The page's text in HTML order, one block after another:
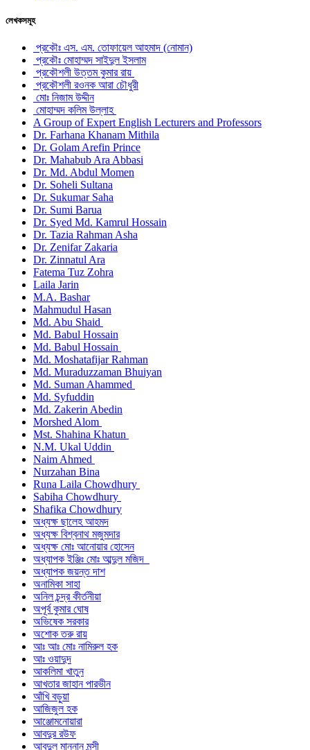
লেখকসমূহ
প্রকৌঃ এস. এম. তোফায়েল আহমাদ (নোমান)
প্রকৌঃ মোহাম্মদ সাইদুল ইসলাম
প্রকৌশলী উত্তম কুমার রায়
প্রকৌশলী রওনক আরা চৌধুরী
মোঃ নিজাম উদ্দীন
মোহাম্মদ কলিম উল্লাহ
A Group of Expert English Lecturers and Professors
Dr. Farhana Khanam Mithila
Dr. Golam Arefin Prince
Dr. Mahabub Ara Abbasi
Dr. Md. Abdul Momen
Dr. Soheli Sultana
Dr. Sukumar Saha
Dr. Sumi Barua
Dr. Syed Md. Kamrul Hossain
Dr. Tazia Rahman Asha
Dr. Zenifar Zakaria
Dr. Zinnatul Ara
Fatema Tuz Zohra
Laila Jarin
M.A. Bashar
Mahmudul Hasan
Md. Abu Shaid
Md. Babul Hossain
Md. Babul Hossain
Md. Moshatafijar Rahman
Md. Muraduzzaman Bhuiyan
Md. Suman Ahammed
Md. Syfuddin
Md. Zakerin Abedin
Morshed Alom
Mst. Shahina Khatun
N.M. Ukal Uddin
Naim Ahmed
Nurzahan Bina
Runa Laila Chowdhury
Sabiha Chowdhury
Shafika Chowdhury
অধ্যক্ষ ছালেহ আহমদ
অধ্যক্ষ বিশ্বনাথ মজুমদার
অধ্যক্ষ মোঃ আনোয়ার হোসেন
অধ্যাপক ইঞ্জিঃ মোঃ আব্দুল মজিদ
অধ্যাপক জয়ন্ত দাশ
অনামিকা সাহা
অনিল চন্দ্র কীর্তনীয়া
অপূর্ব কুমার ঘোষ
অভিষেক সরকার
অশোক তরু রায়
আঃ আঃ মোঃ নামিরুল হক
আঃ ওয়াদুদ
আকলিমা খাতুন
আখতার জাহান পারভীন
আঁখি বড়ুয়া
আজিজুল হক
আঞ্জোমনোয়ারা
আবদুর রউফ
আবদুল মান্নান মুন্সী